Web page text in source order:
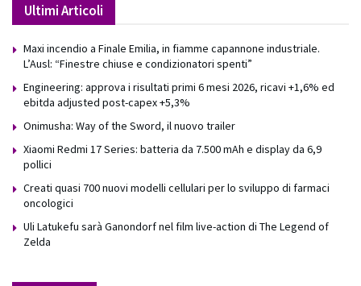
Ultimi Articoli
Maxi incendio a Finale Emilia, in fiamme capannone industriale.
L’Ausl: “Finestre chiuse e condizionatori spenti”
Engineering: approva i risultati primi 6 mesi 2026, ricavi +1,6% ed
ebitda adjusted post-capex +5,3%
Onimusha: Way of the Sword, il nuovo trailer
Xiaomi Redmi 17 Series: batteria da 7.500 mAh e display da 6,9
pollici
Creati quasi 700 nuovi modelli cellulari per lo sviluppo di farmaci
oncologici
Uli Latukefu sarà Ganondorf nel film live-action di The Legend of
Zelda